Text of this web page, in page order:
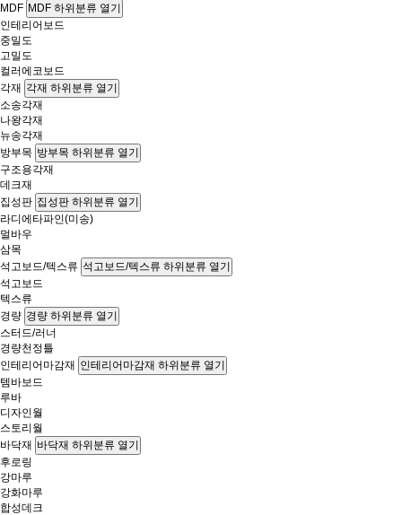
MDF MDF 하위분류 열기
인테리어보드
중밀도
고밀도
컬러에코보드
각재 각재 하위분류 열기
소송각재
나왕각재
뉴송각재
방부목 방부목 하위분류 열기
구조용각재
데크재
집성판 집성판 하위분류 열기
라디에타파인(미송)
멀바우
삼목
석고보드/텍스류 석고보드/텍스류 하위분류 열기
석고보드
텍스류
경량 경량 하위분류 열기
스터드/러너
경량천정틀
인테리어마감재 인테리어마감재 하위분류 열기
템바보드
루바
디자인월
스토리월
바닥재 바닥재 하위분류 열기
후로링
강마루
강화마루
합성데크